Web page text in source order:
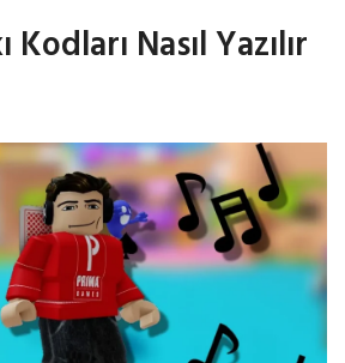
Nasıl Yazılır